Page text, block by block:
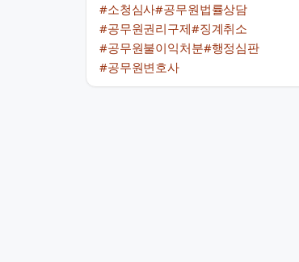
#소청심사#공무원법률상담
#공무원권리구제#징계취소
#공무원불이익처분#행정심판
#공무원변호사